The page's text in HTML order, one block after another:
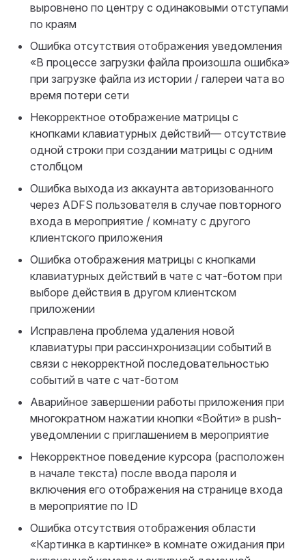
выровнено по центру с одинаковыми отступами
по краям
Ошибка отсутствия отображения уведомления
«В процессе загрузки файла произошла ошибка»
при загрузке файла из истории / галереи чата во
время потери сети
Некорректное отображение матрицы с
кнопками клавиатурных действий— отсутствие
одной строки при создании матрицы с одним
столбцом
Ошибка выхода из аккаунта авторизованного
через ADFS пользователя в случае повторного
входа в мероприятие / комнату с другого
клиентского приложения
Ошибка отображения матрицы с кнопками
клавиатурных действий в чате с чат-ботом при
выборе действия в другом клиентском
приложении
Исправлена проблема удаления новой
клавиатуры при рассинхронизации событий в
связи с некорректной последовательностью
событий в чате с чат-ботом
Аварийное завершении работы приложения при
многократном нажатии кнопки «Войти» в push-
уведомлении с приглашением в мероприятие
Некорректное поведение курсора (расположен
в начале текста) после ввода пароля и
включения его отображения на странице входа
в мероприятие по ID
Ошибка отсутствия отображения области
«Картинка в картинке» в комнате ожидания при